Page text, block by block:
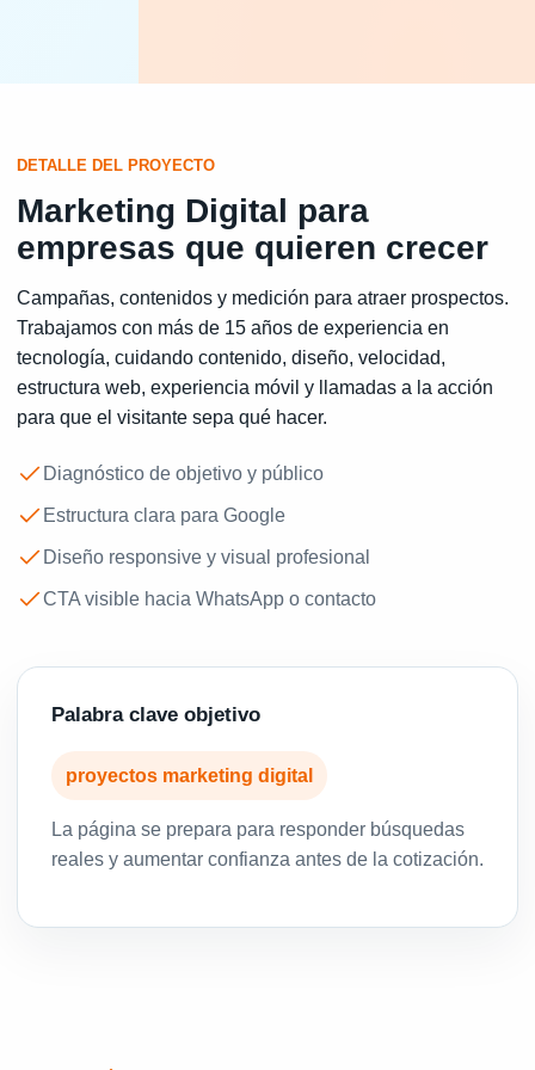
DETALLE DEL PROYECTO
Marketing Digital para
empresas que quieren crecer
Campañas, contenidos y medición para atraer prospectos.
Trabajamos con más de 15 años de experiencia en
tecnología, cuidando contenido, diseño, velocidad,
estructura web, experiencia móvil y llamadas a la acción
para que el visitante sepa qué hacer.
Diagnóstico de objetivo y público
Estructura clara para Google
Diseño responsive y visual profesional
CTA visible hacia WhatsApp o contacto
Palabra clave objetivo
proyectos marketing digital
La página se prepara para responder búsquedas
reales y aumentar confianza antes de la cotización.